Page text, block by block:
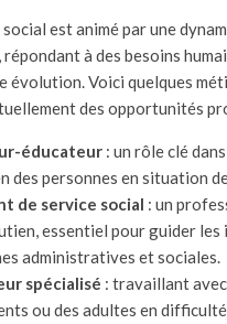
est animé par une
à des besoins
évolution. Voici quelques
des opportunités
éducateur : un rôle clé
des personnes en situation
de service social : un
essentiel pour guider les
administratives et sociales.
spécialisé : travaillant
ou des adultes en